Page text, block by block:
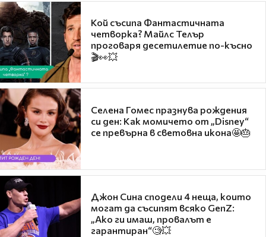
Кой съсипа Фантастичната
четворка? Майлс Телър
проговаря десетилетие по-късно
🎬👀💥
Селена Гомес празнува рождения
си ден: Как момичето от „Disney“
се превърна в световна икона🤩🎂
Джон Сина сподели 4 неща, които
могат да съсипят всяко GenZ:
„Ако ги имаш, провалът е
гарантиран“🧐💥